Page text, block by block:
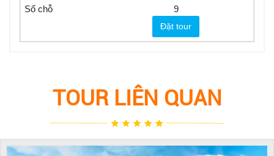
9
Đặt tour
TOUR LIÊN QUAN